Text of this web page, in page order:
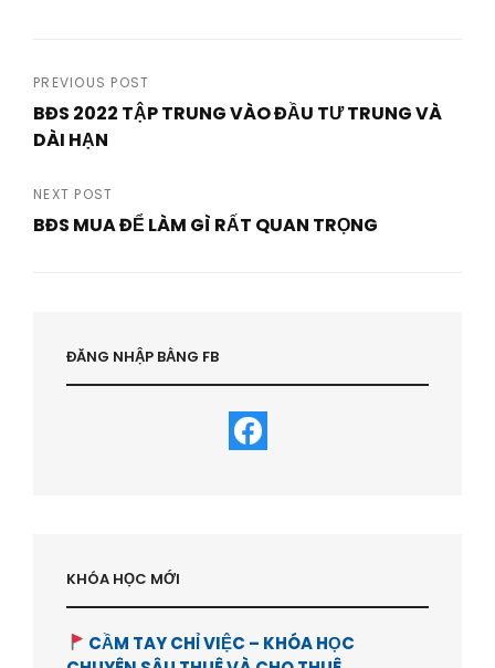
Post
navigation
PREVIOUS POST
BĐS 2022 TẬP TRUNG VÀO ĐẦU TƯ TRUNG VÀ
DÀI HẠN
Post
NEXT POST
BĐS MUA ĐỂ LÀM GÌ RẤT QUAN TRỌNG
ĐĂNG NHẬP BẰNG FB
KHÓA HỌC MỚI
CẦM TAY CHỈ VIỆC – KHÓA HỌC